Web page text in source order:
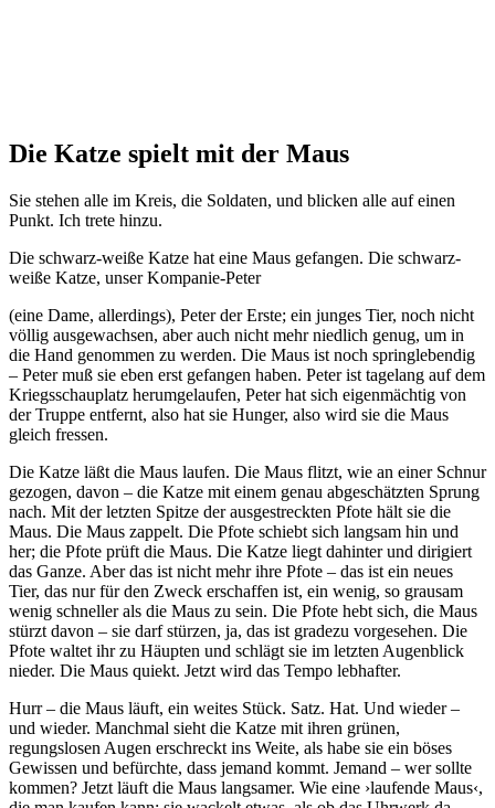
Die Katze spielt mit der Maus
Sie stehen alle im Kreis, die Soldaten, und blicken alle auf einen
Punkt. Ich trete hinzu.
Die schwarz-weiße Katze hat eine Maus gefangen. Die schwarz-
weiße Katze, unser Kompanie-Peter
(eine Dame, allerdings), Peter der Erste; ein junges Tier, noch nicht
völlig ausgewachsen, aber auch nicht mehr niedlich genug, um in
die Hand genommen zu werden. Die Maus ist noch springlebendig
– Peter muß sie eben erst gefangen haben. Peter ist tagelang auf dem
Kriegsschauplatz herumgelaufen, Peter hat sich eigenmächtig von
der Truppe entfernt, also hat sie Hunger, also wird sie die Maus
gleich fressen.
Die Katze läßt die Maus laufen. Die Maus flitzt, wie an einer Schnur
gezogen, davon – die Katze mit einem genau abgeschätzten Sprung
nach. Mit der letzten Spitze der ausgestreckten Pfote hält sie die
Maus. Die Maus zappelt. Die Pfote schiebt sich langsam hin und
her; die Pfote prüft die Maus. Die Katze liegt dahinter und dirigiert
das Ganze. Aber das ist nicht mehr ihre Pfote – das ist ein neues
Tier, das nur für den Zweck erschaffen ist, ein wenig, so grausam
wenig schneller als die Maus zu sein. Die Pfote hebt sich, die Maus
stürzt davon – sie darf stürzen, ja, das ist gradezu vorgesehen. Die
Pfote waltet ihr zu Häupten und schlägt sie im letzten Augenblick
nieder. Die Maus quiekt. Jetzt wird das Tempo lebhafter.
Hurr – die Maus läuft, ein weites Stück. Satz. Hat. Und wieder –
und wieder. Manchmal sieht die Katze mit ihren grünen,
regungslosen Augen erschreckt ins Weite, als habe sie ein böses
Gewissen und befürchte, dass jemand kommt. Jemand – wer sollte
kommen? Jetzt läuft die Maus langsamer. Wie eine ›laufende Maus‹,